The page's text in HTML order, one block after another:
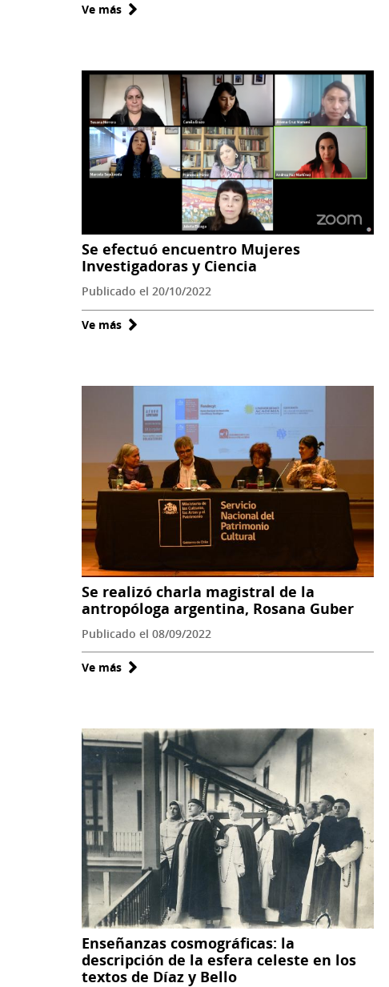
Ve más sobre
el
libro
Rieles
que
unen.
Patrimonio
Central
y
San
Bernardo
Se efectuó encuentro Mujeres
Investigadoras y Ciencia
Publicado el 20/10/2022
Ve más sobre
encuentro
Mujeres
Investigadoras
y
Ciencia
Se realizó charla magistral de la
antropóloga argentina, Rosana Guber
Publicado el 08/09/2022
Ve más sobre
charla
magistral
de
la
antropóloga
argentina,
Rosana
Guber
Enseñanzas cosmográficas: la
descripción de la esfera celeste en los
textos de Díaz y Bello